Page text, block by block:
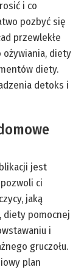
i co
pozbyć się
przewlekłe
diety
diety.
detoks i
jest
ci
jaką
diety pomocnej
i
gruczołu.
plan